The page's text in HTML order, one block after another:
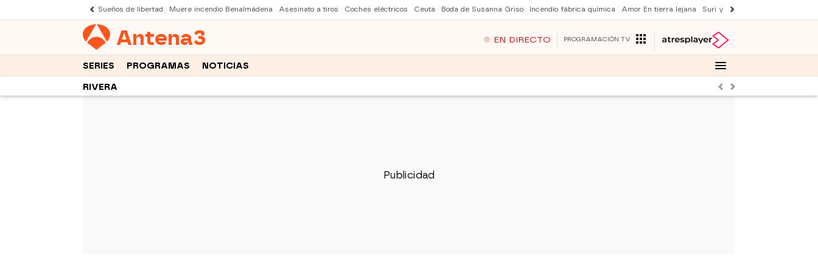
Sueños de libertad Muere incendio Benalmádena Asesinato a tiros Coches eléctricos Ceuta Boda de Susanna Griso Incendio fábrica química Amor En tierra lejana Suri y Tom Cruise
Antena3 EN DIRECTO PROGRAMACIÓN TV
SERIES PROGRAMAS NOTICIAS
RIVERA AnteriorSiguiente